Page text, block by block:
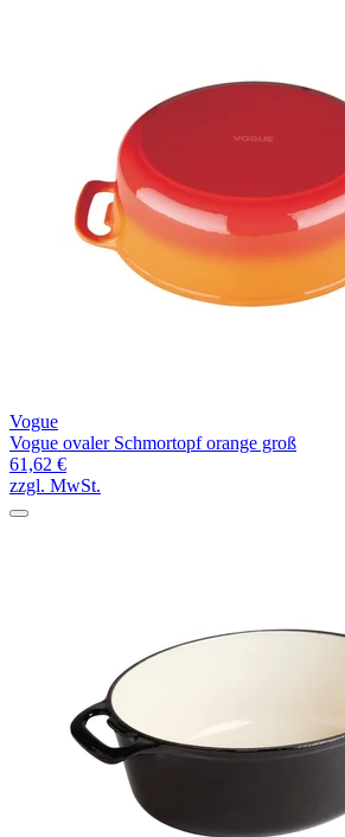
Vogue
Vogue ovaler Schmortopf orange groß
61,62 €
zzgl. MwSt.